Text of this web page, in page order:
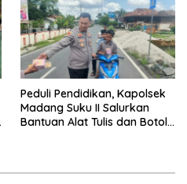
Peduli Pendidikan, Kapolsek
Madang Suku II Salurkan
Bantuan Alat Tulis dan Botol